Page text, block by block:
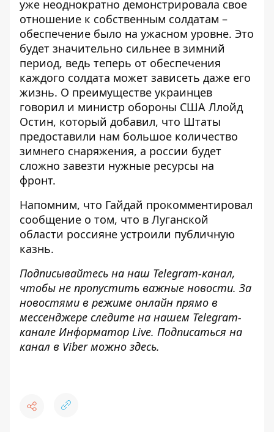
уже неоднократно демонстрировала свое
отношение к собственным солдатам –
обеспечение было на ужасном уровне. Это
будет значительно сильнее в зимний
период, ведь теперь от обеспечения
каждого солдата может зависеть даже его
жизнь. О преимуществе украинцев
говорил и министр обороны США Ллойд
Остин, который добавил, что Штаты
предоставили нам большое количество
зимнего снаряжения, а россии будет
сложно завезти нужные ресурсы на
фронт.
Напомним, что Гайдай прокомментировал
сообщение о том, что в Луганской
области россияне устроили публичную
казнь.
Подписывайтесь на наш Telegram-канал,
чтобы не пропустить важные новости. За
новостями в режиме онлайн прямо в
мессенджере следите на нашем Telegram-
канале Информатор Live. Подписаться на
канал в Viber можно здесь.